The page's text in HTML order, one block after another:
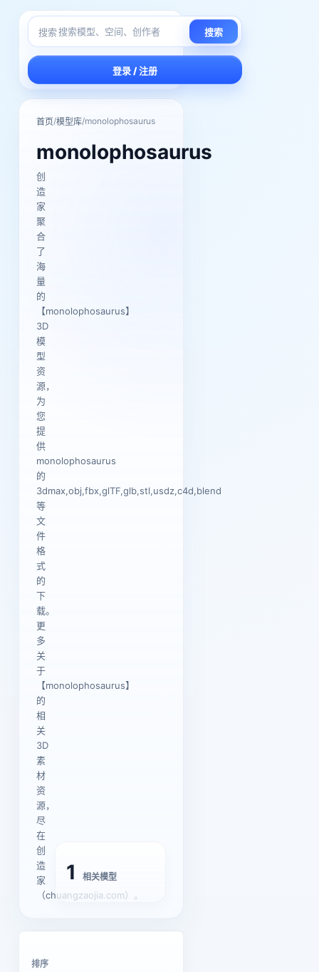
搜索 搜索
登录 / 注册
首页/模型库/monolophosaurus
monolophosaurus
创
造
家
聚
合
了
海
量
的
【monolophosaurus】
3D
模
型
资
源，
为
您
提
供
monolophosaurus
的
3dmax,obj,fbx,glTF,glb,stl,usdz,c4d,blend
等
文
件
格
式
的
下
载。
更
多
关
于
【monolophosaurus】
的
相
关
3D
素
材
资
源，
尽
在
创
造
家
（chuangzaojia.com）。
1 相关模型
排序